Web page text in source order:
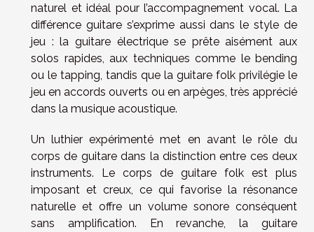
naturel et idéal pour l’accompagnement vocal. La
différence guitare s’exprime aussi dans le style de
jeu : la guitare électrique se prête aisément aux
solos rapides, aux techniques comme le bending
ou le tapping, tandis que la guitare folk privilégie le
jeu en accords ouverts ou en arpèges, très apprécié
dans la musique acoustique.
Un luthier expérimenté met en avant le rôle du
corps de guitare dans la distinction entre ces deux
instruments. Le corps de guitare folk est plus
imposant et creux, ce qui favorise la résonance
naturelle et offre un volume sonore conséquent
sans amplification. En revanche, la guitare